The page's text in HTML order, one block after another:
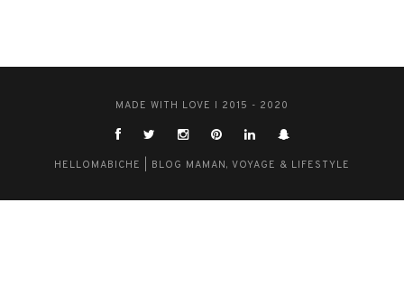
MADE WITH LOVE I 2015 - 2020
HELLOMABICHE | BLOG MAMAN, VOYAGE & LIFESTYLE